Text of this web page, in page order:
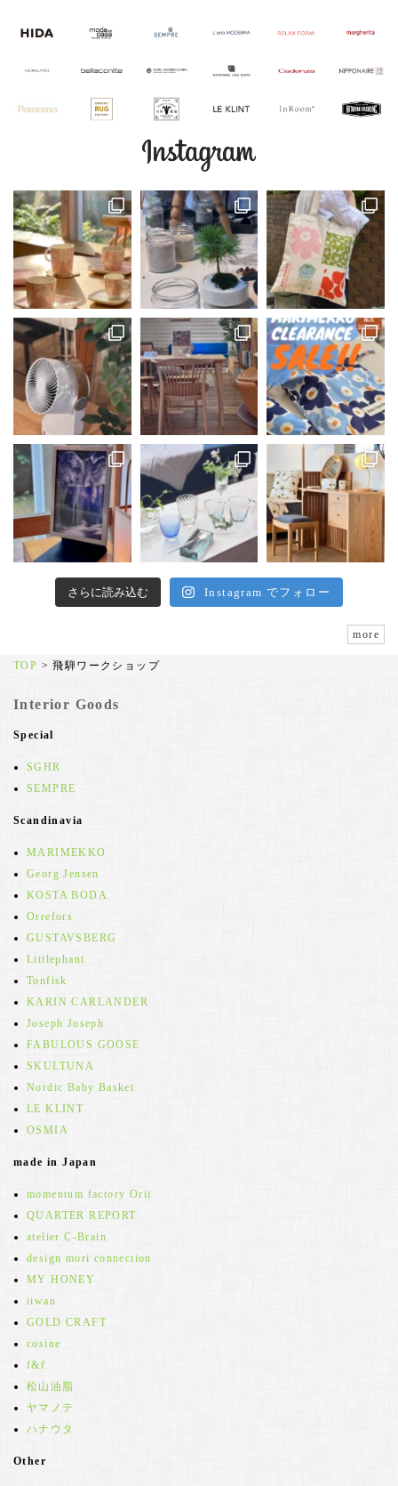
さらに読み込む Instagram でフォロー
more
TOP >飛騨ワークショップ
Interior Goods
Special
SGHR
SEMPRE
Scandinavia
MARIMEKKO
Georg Jensen
KOSTA BODA
Orrefors
GUSTAVSBERG
Littlephant
Tonfisk
KARIN CARLANDER
Joseph Joseph
FABULOUS GOOSE
SKULTUNA
Nordic Baby Basket
LE KLINT
OSMIA
made in Japan
momentum factory Orii
QUARTER REPORT
atelier C-Brain
design mori connection
MY HONEY
iiwan
GOLD CRAFT
cosine
f&f
松山油脂
ヤマノテ
ハナウタ
Other